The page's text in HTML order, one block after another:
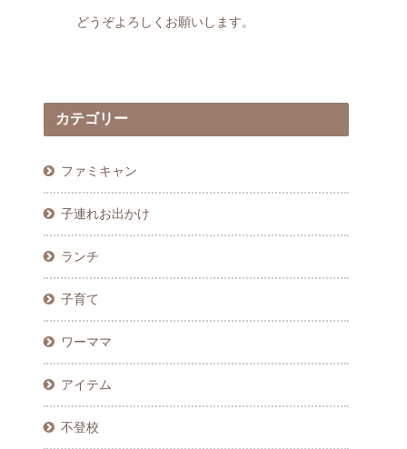
どうぞよろしくお願いします。
カテゴリー
ファミキャン
子連れお出かけ
ランチ
子育て
ワーママ
アイテム
不登校